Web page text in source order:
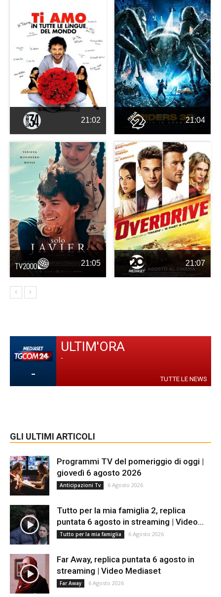
21:02 21:04
21:05 21:07
-
ULTIM'ORA
-
TUTTE LE NEWS
GLI ULTIMI ARTICOLI
Programmi TV del pomeriggio di oggi |
giovedì 6 agosto 2026
Anticipazioni Tv 6 Agosto 2026
Tutto per la mia famiglia 2, replica
puntata 6 agosto in streaming | Video...
Tutto per la mia famiglia 6 Agosto 2026
Far Away, replica puntata 6 agosto in
streaming | Video Mediaset
Far Away 6 Agosto 2026